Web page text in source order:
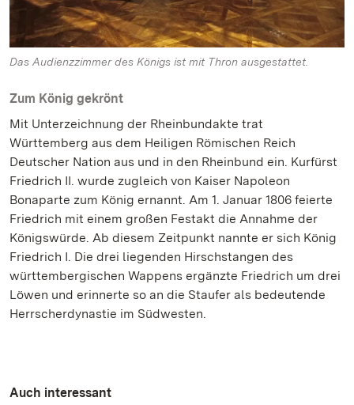
Das Audienzzimmer des Königs ist mit Thron ausgestattet.
Zum König gekrönt
Mit Unterzeichnung der Rheinbundakte trat
Württemberg aus dem Heiligen Römischen Reich
Deutscher Nation aus und in den Rheinbund ein. Kurfürst
Friedrich II. wurde zugleich von Kaiser Napoleon
Bonaparte zum König ernannt. Am 1. Januar 1806 feierte
Friedrich mit einem großen Festakt die Annahme der
Königswürde. Ab diesem Zeitpunkt nannte er sich König
Friedrich I. Die drei liegenden Hirschstangen des
württembergischen Wappens ergänzte Friedrich um drei
Löwen und erinnerte so an die Staufer als bedeutende
Herrscherdynastie im Südwesten.
Auch interessant